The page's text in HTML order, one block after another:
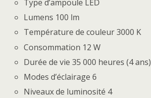
Type d’ampoule LED
Lumens 100 lm
Température de couleur 3000 K
Consommation 12 W
Durée de vie 35 000 heures (4 ans)
Modes d’éclairage 6
Niveaux de luminosité 4